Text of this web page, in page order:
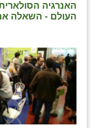
האנרגיה
העולם - השאלה